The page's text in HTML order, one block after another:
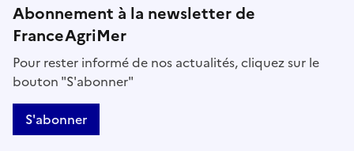
Abonnement à la newsletter de
FranceAgriMer
Pour rester informé de nos actualités, cliquez sur le
bouton "S'abonner"
S'abonner